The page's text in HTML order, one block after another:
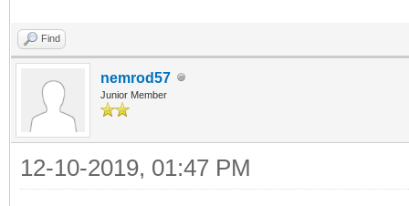
Find
nemrod57
Junior Member
12-10-2019, 01:47 PM